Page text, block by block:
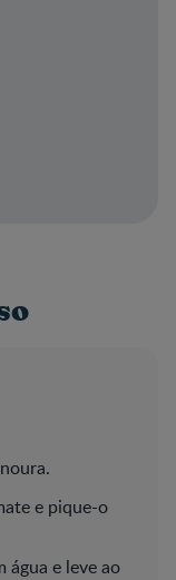
e pique-o
água e leve ao